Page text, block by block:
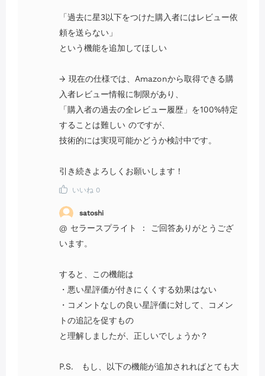
「過去に星3以下をつけた購入者にはレビュー依
頼を送らない」
という機能を追加してほしい
→ 現在の仕様では、Amazonから取得できる購
入者レビュー情報に制限があり、
「購入者の過去の全レビュー履歴」を100%特定
することは難しい のですが、
技術的には実現可能かどうか検討中です。
引き続きよろしくお願いします！
いいね 0
satoshi
@ セラースプライト ：
ご回答ありがとうござ
います。
すると、この機能は
・悪い星評価が付きにくくする効果はない
・コメントなしの良い星評価に対して、コメン
トの追記を促すもの
と理解しましたが、正しいでしょうか？
P.S. もし、以下の機能が追加されればとても大